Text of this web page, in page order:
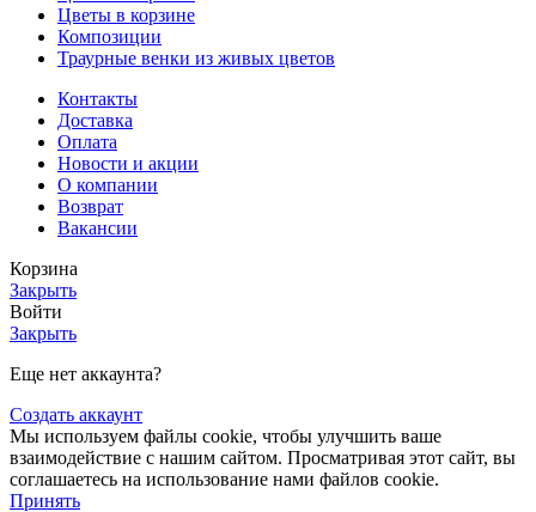
Цветы в корзине
Композиции
Траурные венки из живых цветов
Контакты
Доставка
Оплата
Новости и акции
О компании
Возврат
Вакансии
Корзина
Закрыть
Войти
Закрыть
Еще нет аккаунта?
Создать аккаунт
Мы используем файлы cookie, чтобы улучшить ваше
взаимодействие с нашим сайтом. Просматривая этот сайт, вы
соглашаетесь на использование нами файлов cookie.
Принять